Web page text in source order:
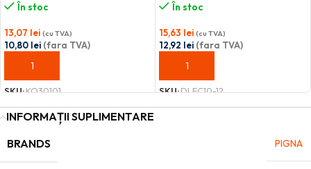
În stoc
13,07 lei (cu TVA)
10,80 lei (fara TVA)
ADAUGĂ ÎN COȘ
SKU:KO30101
În stoc
15,63 lei (cu TVA)
12,92 lei (fara TVA)
ADAUGĂ ÎN COȘ
SKU:DLEC10-12
INFORMAȚII SUPLIMENTARE
BRANDS
PIGNA